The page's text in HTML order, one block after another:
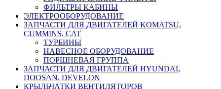
ФИЛЬТРЫ КАБИНЫ
ЭЛЕКТРООБОРУДОВАНИЕ
ЗАПЧАСТИ ДЛЯ ДВИГАТЕЛЕЙ KOMATSU,
CUMMINS, CAT
ТУРБИНЫ
НАВЕСНОЕ ОБОРУДОВАНИЕ
ПОРШНЕВАЯ ГРУППА
ЗАПЧАСТИ ДЛЯ ДВИГАТЕЛЕЙ HYUNDAI,
DOOSAN, DEVELON
КРЫЛЬЧАТКИ ВЕНТИЛЯТОРОВ